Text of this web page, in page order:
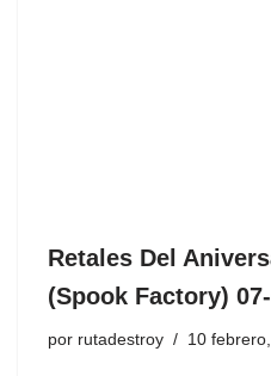
Retales Del
(Spook Factory)
por rutadestroy 10